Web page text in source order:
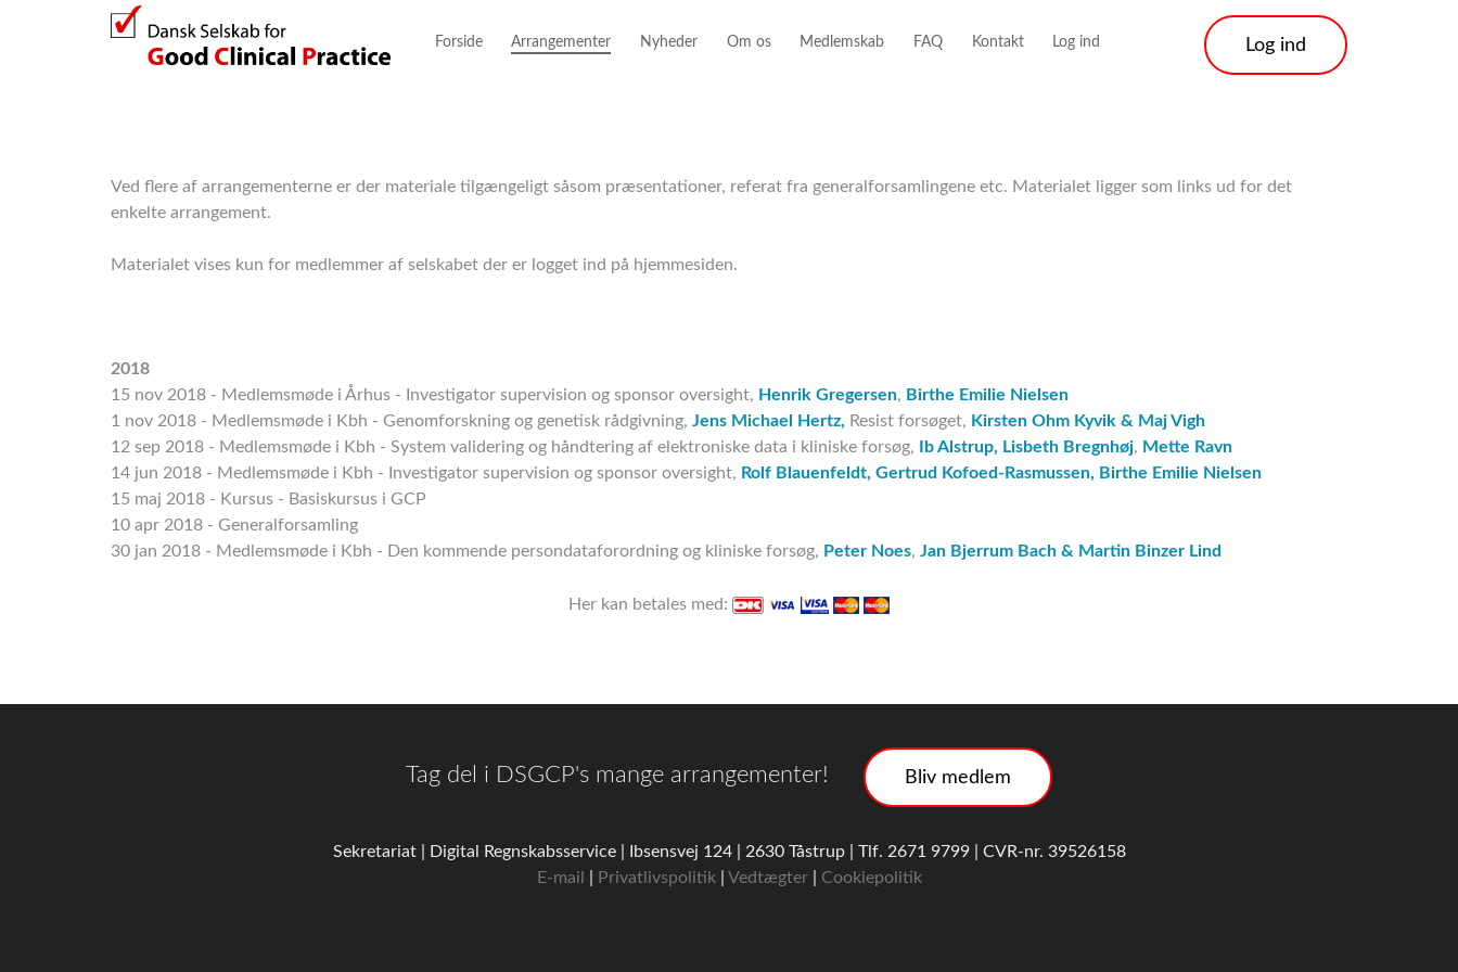
Log ind
Forside Arrangementer Nyheder Om os Medlemskab FAQ Kontakt Log ind
Ved flere af arrangementerne er der materiale tilgængeligt såsom præsentationer, referat fra generalforsamlingene etc. Materialet ligger som links ud for det
enkelte arrangement.
Materialet vises kun for medlemmer af selskabet der er logget ind på hjemmesiden.
2018
15 nov 2018 - Medlemsmøde i Århus - Investigator supervision og sponsor oversight, Henrik Gregersen, Birthe Emilie Nielsen
1 nov 2018 - Medlemsmøde i Kbh - Genomforskning og genetisk rådgivning, Jens Michael Hertz, Resist forsøget, Kirsten Ohm Kyvik & Maj Vigh
12 sep 2018 - Medlemsmøde i Kbh - System validering og håndtering af elektroniske data i kliniske forsøg,
Ib Alstrup, Lisbeth Bregnhøj, Mette Ravn
14 jun 2018 - Medlemsmøde i Kbh - Investigator supervision og sponsor oversight, Rolf Blauenfeldt, Gertrud Kofoed-Rasmussen, Birthe Emilie Nielsen
15 maj 2018 - Kursus - Basiskursus i GCP
10 apr 2018 - Generalforsamling
30 jan 2018 - Medlemsmøde i Kbh - Den kommende persondataforordning og kliniske forsøg, Peter Noes, Jan Bjerrum Bach & Martin Binzer Lind
Her kan betales med:
Tag del i DSGCP's mange arrangementer! Bliv medlem
Sekretariat | Digital Regnskabsservice | Ibsensvej 124 | 2630 Tåstrup | Tlf. 2671 9799 | CVR-nr. 39526158
E-mail
Privatlivspolitik| Vedtægter| Cookiepolitik